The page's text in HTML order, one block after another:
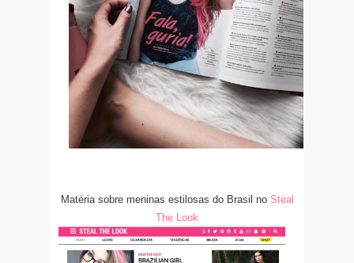
Matéria sobre meninas estilosas do Brasil no Steal
The Look